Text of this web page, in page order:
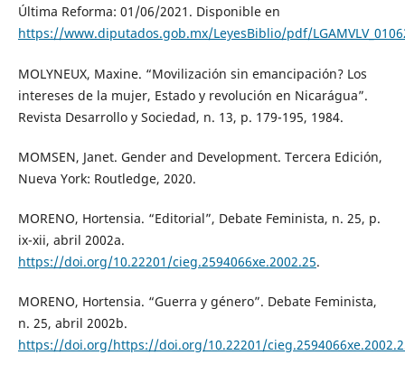
Última Reforma: 01/06/2021. Disponible en
https://www.diputados.gob.mx/LeyesBiblio/pdf/
MOLYNEUX, Maxine. “Movilización sin emancipación? Los
intereses de la mujer, Estado y revolución en Nicarágua”.
Revista Desarrollo y Sociedad, n. 13, p. 179-195, 1984.
MOMSEN, Janet. Gender and Development. Tercera Edición,
Nueva York: Routledge, 2020.
MORENO, Hortensia. “Editorial”, Debate Feminista, n. 25, p.
ix-xii, abril 2002a.
https://doi.org/10.22201/cieg.2594066xe.2002.25.
MORENO, Hortensia. “Guerra y género”. Debate Feminista,
n. 25, abril 2002b.
https://doi.org/https://doi.org/10.22201/